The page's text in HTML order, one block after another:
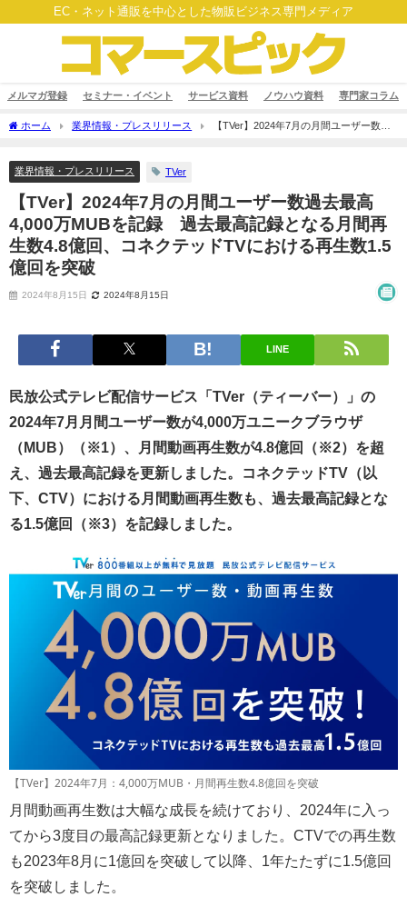
EC・ネット通販を中心とした物販ビジネス専門メディア
メルマガ登録 セミナー・イベント サービス資料 ノウハウ資料 専門家コラム
ホーム 業界情報・プレスリリース
【TVer】2024年7月の月間ユーザー数過
業界情報・プレスリリース
TVer
【TVer】2024年7月の月間ユーザー数過去最高
4,000万MUBを記録 過去最高記録となる月間再
生数4.8億回、コネクテッドTVにおける再生数1.5
億回を突破
2024年8月15日 2024年8月15日
LINE
民放公式テレビ配信サービス「TVer（ティーバー）」の
2024年7月月間ユーザー数が4,000万ユニークブラウザ
（MUB）（※1）、月間動画再生数が4.8億回（※2）を超
え、過去最高記録を更新しました。コネクテッドTV（以
下、CTV）における月間動画再生数も、過去最高記録とな
る1.5億回（※3）を記録しました。
【TVer】2024年7月：4,000万MUB・月間再生数4.8億回を突破
月間動画再生数は大幅な成長を続けており、2024年に入っ
てから3度目の最高記録更新となりました。CTVでの再生数
も2023年8月に1億回を突破して以降、1年たたずに1.5億回
を突破しました。